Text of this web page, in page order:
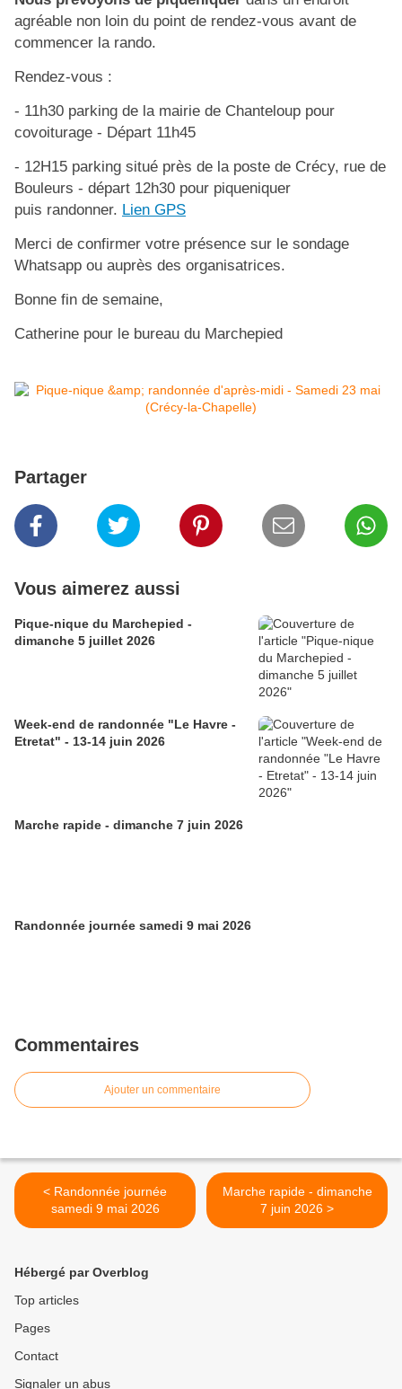
agréable non loin du point de rendez-vous avant de
commencer la rando.
Rendez-vous :
- 11h30 parking de la mairie de Chanteloup pour
covoiturage - Départ 11h45
- 12H15 parking situé près de la poste de Crécy, rue de
Bouleurs - départ 12h30 pour piqueniquer
puis randonner. Lien GPS
Merci de confirmer votre présence sur le sondage
Whatsapp ou auprès des organisatrices.
Bonne fin de semaine,
Catherine pour le bureau du Marchepied
Partager
Vous aimerez aussi
Pique-nique du Marchepied -
dimanche 5 juillet 2026
Week-end de randonnée "Le Havre -
Etretat" - 13-14 juin 2026
Marche rapide - dimanche 7 juin 2026
Randonnée journée samedi 9 mai 2026
Commentaires
Ajouter un commentaire
< Randonnée journée
samedi 9 mai 2026
Marche rapide - dimanche
7 juin 2026 >
Hébergé par Overblog
Top articles
Pages
Contact
Signaler un abus